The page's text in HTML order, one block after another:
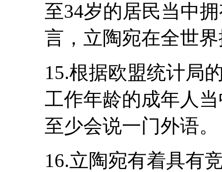
至34岁的居民当中
言，立陶宛在全世
15.根据欧盟统计局
工作年龄的成年人
至少会说一门外语。
16.立陶宛有着具有